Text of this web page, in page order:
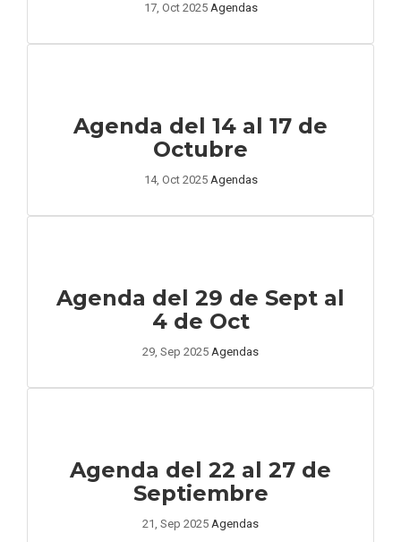
17, Oct 2025 Agendas
Agenda del 14 al 17 de
Octubre
14, Oct 2025 Agendas
Agenda del 29 de Sept al
4 de Oct
29, Sep 2025 Agendas
Agenda del 22 al 27 de
Septiembre
21, Sep 2025 Agendas